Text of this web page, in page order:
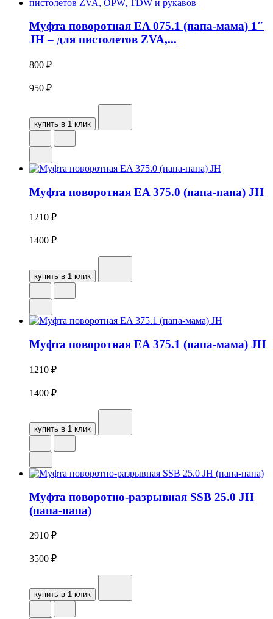
Муфта поворотная EA 075.1 (папа-мама) 1″
JH – для пистолетов ZVA,...
800 ₽
950 ₽
купить в 1 клик
Муфта поворотная EA 375.0 (папа-папа) JH
1210 ₽
1400 ₽
купить в 1 клик
Муфта поворотная EA 375.1 (папа-мама) JH
1210 ₽
1400 ₽
купить в 1 клик
Муфта поворотно-разрывная SSB 25.0 JH
(папа-папа)
2910 ₽
3500 ₽
купить в 1 клик